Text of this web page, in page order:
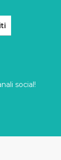
social!